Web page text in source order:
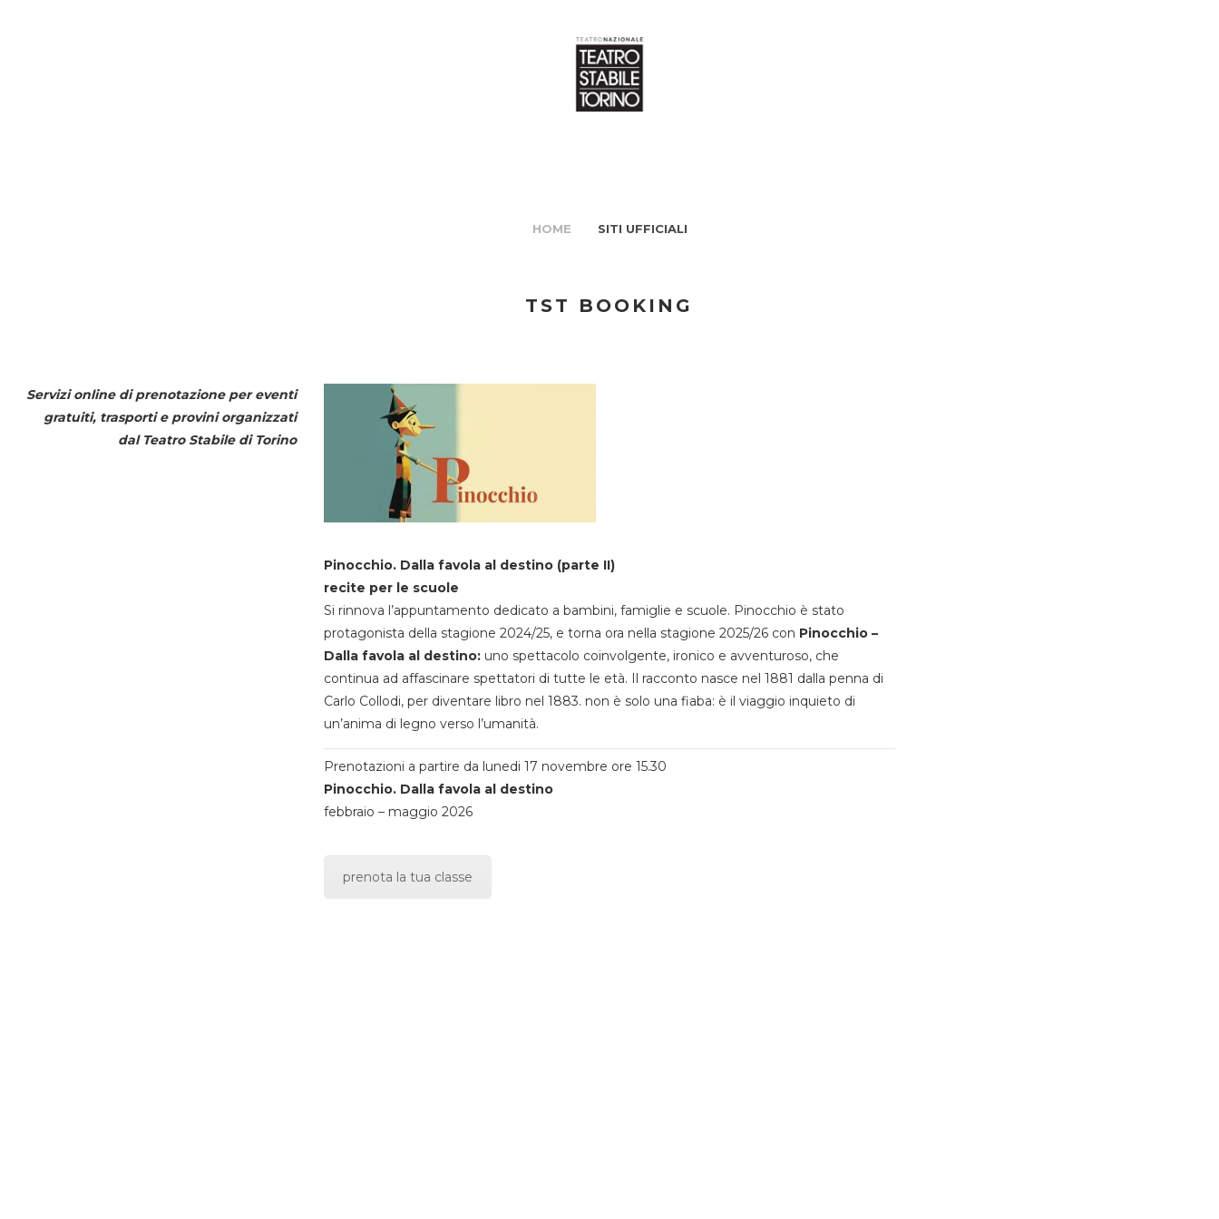
HOME SITI UFFICIALI
TST BOOKING
Servizi online di prenotazione per eventi
gratuiti, trasporti e provini organizzati
dal Teatro Stabile di Torino
Pinocchio. Dalla favola al destino (parte II)
recite per le scuole
Si rinnova l’appuntamento dedicato a bambini, famiglie e scuole. Pinocchio è stato
protagonista della stagione 2024/25, e torna ora nella stagione 2025/26 con Pinocchio –
Dalla favola al destino:uno spettacolo coinvolgente, ironico e avventuroso, che
continua ad affascinare spettatori di tutte le età. Il racconto nasce nel 1881 dalla penna di
Carlo Collodi, per diventare libro nel 1883. non è solo una fiaba: è il viaggio inquieto di
un’anima di legno verso l’umanità.
Prenotazioni a partire da lunedi 17 novembre ore 15.30
Pinocchio. Dalla favola al destino
febbraio – maggio 2026
prenota la tua classe